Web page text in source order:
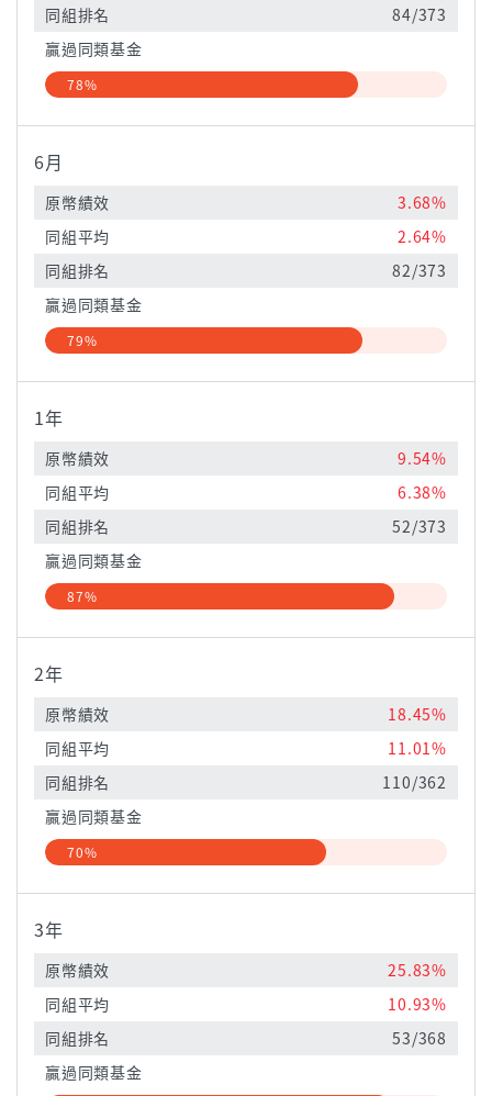
同組排名
84/373
贏過同類基金
78%
6月
原幣績效
3.68%
同組平均
2.64%
同組排名
82/373
贏過同類基金
79%
1年
原幣績效
9.54%
同組平均
6.38%
同組排名
52/373
贏過同類基金
87%
2年
原幣績效
18.45%
同組平均
11.01%
同組排名
110/362
贏過同類基金
70%
3年
原幣績效
25.83%
同組平均
10.93%
同組排名
53/368
贏過同類基金